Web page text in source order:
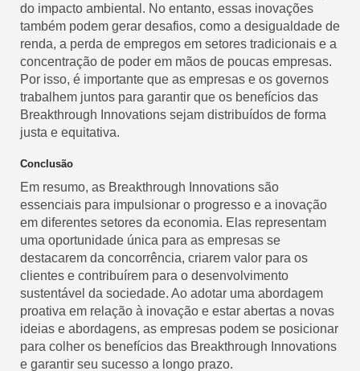
do impacto ambiental. No entanto, essas inovações
também podem gerar desafios, como a desigualdade de
renda, a perda de empregos em setores tradicionais e a
concentração de poder em mãos de poucas empresas.
Por isso, é importante que as empresas e os governos
trabalhem juntos para garantir que os benefícios das
Breakthrough Innovations sejam distribuídos de forma
justa e equitativa.
Conclusão
Em resumo, as Breakthrough Innovations são
essenciais para impulsionar o progresso e a inovação
em diferentes setores da economia. Elas representam
uma oportunidade única para as empresas se
destacarem da concorrência, criarem valor para os
clientes e contribuírem para o desenvolvimento
sustentável da sociedade. Ao adotar uma abordagem
proativa em relação à inovação e estar abertas a novas
ideias e abordagens, as empresas podem se posicionar
para colher os benefícios das Breakthrough Innovations
e garantir seu sucesso a longo prazo.